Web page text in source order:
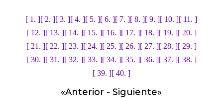
[ 1. ][ 2. ][ 3. ][ 4. ][ 5. ][ 6. ][ 7. ][ 8. ][ 9. ][ 10. ][ 11. ]
[ 12. ][ 13. ][ 14. ][ 15. ][ 16. ][ 17. ][ 18. ][ 19. ][ 20. ]
[ 21. ][ 22. ][ 23. ][ 24. ][ 25. ][ 26. ][ 27. ][ 28. ][ 29. ]
[ 30. ][ 31. ][ 32. ][ 33. ][ 34. ][ 35. ][ 36. ][ 37. ][ 38. ]
[ 39. ][ 40. ]
«Anterior -Siguiente»